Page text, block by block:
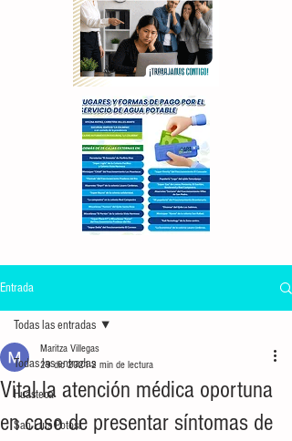
Entrada
Todas las entradas
Huasteca
San Luis Potosí
Todas las entradas
Vital la atención médica oportuna
en caso de presentar síntomas de
Maritza Villegas
29 dic 20212 min de lectura